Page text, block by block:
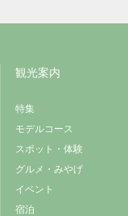
観光案内
特集
モデルコース
スポット・体験
グルメ・みやげ
イベント
宿泊